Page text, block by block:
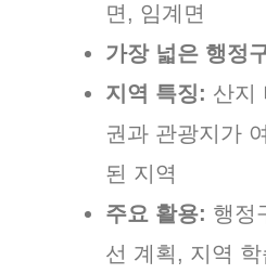
면, 임계면
가장 넓은 행정
지역 특징: 산지
권과 관광지가
된 지역
주요 활용: 행정
선 계획, 지역